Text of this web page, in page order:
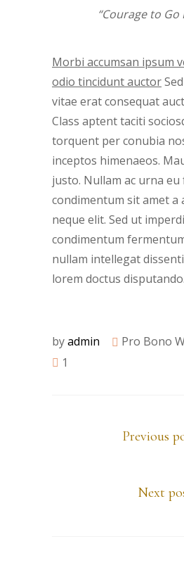
“Courage to Go
Morbi accumsan ipsum
odio tincidunt auctor
vitae erat consequat
Class aptent taciti
torquent per conubia
inceptos himenaeos.
justo. Nullam ac urna
condimentum sit amet a
neque elit. Sed ut
condimentum
nullam intellegat
lorem doctus disputando.
byadmin Pro Bono
1
Previous
Next